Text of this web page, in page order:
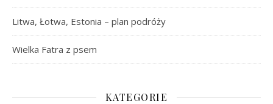
Litwa, Łotwa, Estonia – plan podróży
Wielka Fatra z psem
KATEGORIE